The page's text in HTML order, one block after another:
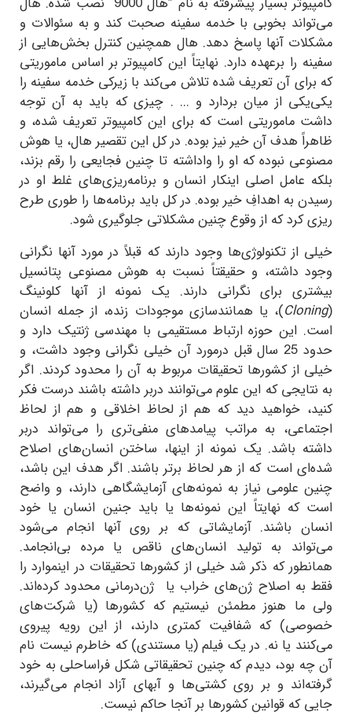
می‌تواند بخوبی با خدمه سفینه صحبت کند و به سئوالات و
مشکلات آنها پاسخ دهد. هال همچنین کنترل بخش‌هایی از
سفینه را برعهده دارد. نهایتاً این کامپیوتر بر اساس ماموریتی
که برای آن تعریف شده تلاش می‌کند با زیرکی خدمه سفینه را
یکی‌یکی از میان بردارد و ... . چیزی که باید به آن توجه
داشت ماموریتی است که برای این کامپیوتر تعریف شده، و
ظاهراً هدف آن خیر نیز بوده. در کل این تقصیر هال، یا هوش
مصنوعی نبوده که او را واداشته تا چنین فجایعی را رقم بزند،
بلکه عامل اصلی اینکار انسان و برنامه‌ریزی‌های غلط او در
رسیدن به اهدافِ خیر بوده. در کل باید برنامه‌ها را طوری طرح
ریزی کرد که از وقوع چنین مشکلاتی جلوگیری شود.
خیلی از تکنولوژی‌ها وجود دارند که قبلاً در مورد آنها نگرانی
وجود داشته، و حقیقتاً نسبت به هوش مصنوعی پتانسیل
بیشتری برای نگرانی دارند. یک نمونه از آنها کلونینگ
(
Cloning)، یا همانندسازی موجودات زنده، از جمله انسان
است. این حوزه ارتباط مستقیمی با مهندسی ژنتیک دارد و
حدود 25 سال قبل درمورد آن خیلی نگرانی وجود داشت، و
خیلی از کشورها تحقیقات مربوط به آن را محدود کردند. اگر
به نتایجی که این علوم می‌توانند دربر داشته باشند درست فکر
کنید، خواهید دید که هم از لحاظ اخلاقی و هم از لحاظ
اجتماعی، به مراتب پیامدهای منفی‌تری را می‌تواند دربر
داشته باشد. یک نمونه از اینها، ساختن انسان‌های اصلاح
شده‌ای است که از هر لحاظ برتر باشند. اگر هدف این باشد،
چنین علومی نیاز به نمونه‌های آزمایشگاهی دارند، و واضح
است که نهایتاً این نمونه‌ها یا باید جنین انسان یا خود
انسان‌ باشند. آزمایشاتی که بر روی آنها انجام می‌شود
می‌تواند به تولید انسان‌های ناقص یا مرده بی‌انجامد.
همانطور که ذکر شد خیلی از کشورها تحقیقات در اینموارد را
فقط به اصلاح ژن‌های خراب یا
ژن‌درمانی محدود کرده‌اند.
ولی ما هنوز مطمئن نیستیم که کشورها (یا شرکت‌های
خصوصی) که شفافیت کمتری دارند، از این رویه پیروی
می‌کنند یا نه. در یک فیلم (یا مستندی) که خاطرم نیست نام
آن چه بود، دیدم که چنین تحقیقاتی شکل فراساحلی به خود
گرفته‌اند و بر روی کشتی‌ها و آبهای آزاد انجام می‌گیرند،
جایی که قوانین کشورها بر آنجا حاکم نیست.